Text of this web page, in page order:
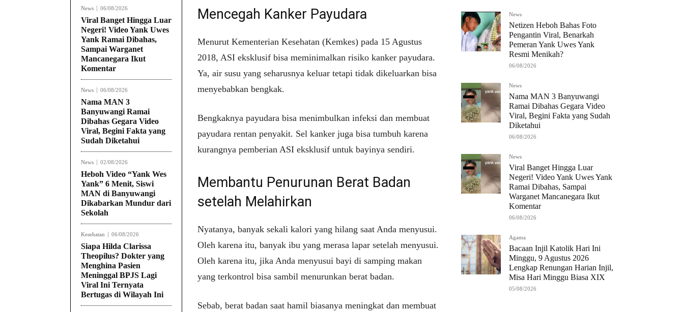
News 06/08/2026
Viral Banget Hingga Luar
Negeri! Video Yank Uwes
Yank Ramai Dibahas,
Sampai Warganet
Mancanegara Ikut
Komentar
News 06/08/2026
Nama MAN 3
Banyuwangi Ramai
Dibahas Gegara Video
Viral, Begini Fakta yang
Sudah Diketahui
News 02/08/2026
Heboh Video “Yank Wes
Yank” 6 Menit, Siswi
MAN di Banyuwangi
Dikabarkan Mundur dari
Sekolah
Kesehatan 06/08/2026
Siapa Hilda Clarissa
Theopilus? Dokter yang
Menghina Pasien
Meninggal BPJS Lagi
Viral Ini Ternyata
Bertugas di Wilayah Ini
Mencegah Kanker Payudara
Menurut Kementerian Kesehatan (Kemkes) pada 15 Agustus
2018, ASI eksklusif bisa meminimalkan risiko kanker payudara.
Ya, air susu yang seharusnya keluar tetapi tidak dikeluarkan bisa
menyebabkan bengkak.
Bengkaknya payudara bisa menimbulkan infeksi dan membuat
payudara rentan penyakit. Sel kanker juga bisa tumbuh karena
kurangnya pemberian ASI eksklusif untuk bayinya sendiri.
Membantu Penurunan Berat Badan
setelah Melahirkan
Nyatanya, banyak sekali kalori yang hilang saat Anda menyusui.
Oleh karena itu, banyak ibu yang merasa lapar setelah menyusui.
Oleh karena itu, jika Anda menyusui bayi di samping makan
yang terkontrol bisa sambil menurunkan berat badan.
Sebab, berat badan saat hamil biasanya meningkat dan membuat
News
Netizen Heboh Bahas Foto
Pengantin Viral, Benarkah
Pemeran Yank Uwes Yank
Resmi Menikah?
06/08/2026
News
Nama MAN 3 Banyuwangi
Ramai Dibahas Gegara Video
Viral, Begini Fakta yang Sudah
Diketahui
06/08/2026
News
Viral Banget Hingga Luar
Negeri! Video Yank Uwes Yank
Ramai Dibahas, Sampai
Warganet Mancanegara Ikut
Komentar
06/08/2026
Agama
Bacaan Injil Katolik Hari Ini
Minggu, 9 Agustus 2026
Lengkap Renungan Harian Injil,
Misa Hari Minggu Biasa XIX
05/08/2026